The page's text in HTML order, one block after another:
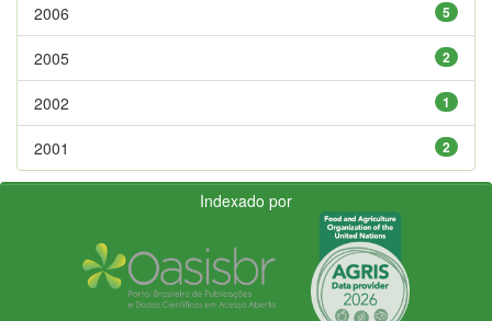
5
2006
2
2005
1
2002
2
2001
Indexado por